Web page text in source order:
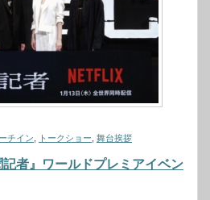
チイン トークショー 舞台挨拶
者』ワールドプレミアイベン